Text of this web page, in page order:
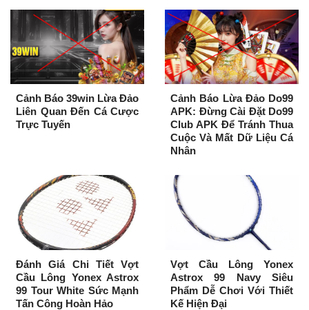
Cảnh Báo 39win Lừa Đảo
Liên Quan Đến Cá Cược
Trực Tuyến
Cảnh Báo Lừa Đảo Do99
APK: Đừng Cài Đặt Do99
Club APK Để Tránh Thua
Cuộc Và Mất Dữ Liệu Cá
Nhân
Đánh Giá Chi Tiết Vợt
Cầu Lông Yonex Astrox
99 Tour White Sức Mạnh
Tấn Công Hoàn Hảo
Vợt Cầu Lông Yonex
Astrox 99 Navy Siêu
Phẩm Dễ Chơi Với Thiết
Kế Hiện Đại